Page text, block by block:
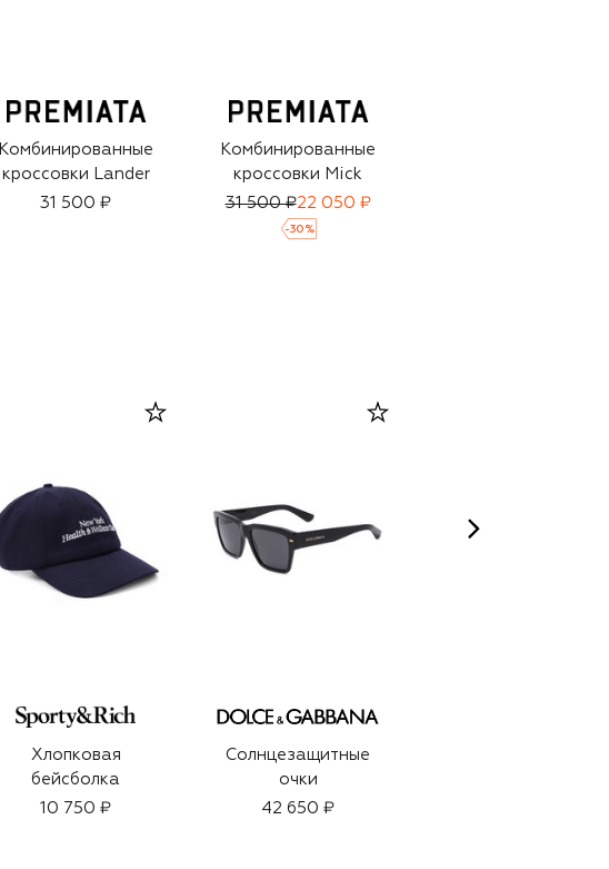
Комбинированные
кроссовки Lander
31 500 ₽
Комбинированные
кроссовки Mick
31 500 ₽22 050 ₽
-30 %
Хлопковая
бейсболка
10 750 ₽
Солнцезащитные
очки
42 650 ₽